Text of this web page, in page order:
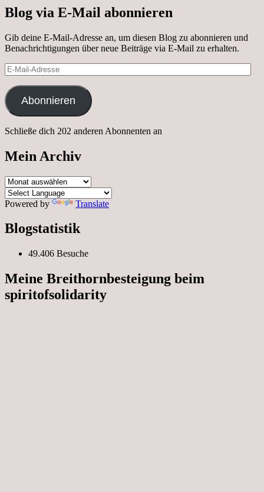
Blog via E-Mail abonnieren
Gib deine E-Mail-Adresse an, um diesen Blog zu abonnieren und
Benachrichtigungen über neue Beiträge via E-Mail zu erhalten.
E-
Mail-
Adresse
Abonnieren
Schließe dich 202 anderen Abonnenten an
Mein Archiv
Mein
Archiv
Powered by
Translate
Blogstatistik
49.406 Besuche
Meine Breithornbesteigung beim
spiritofsolidarity